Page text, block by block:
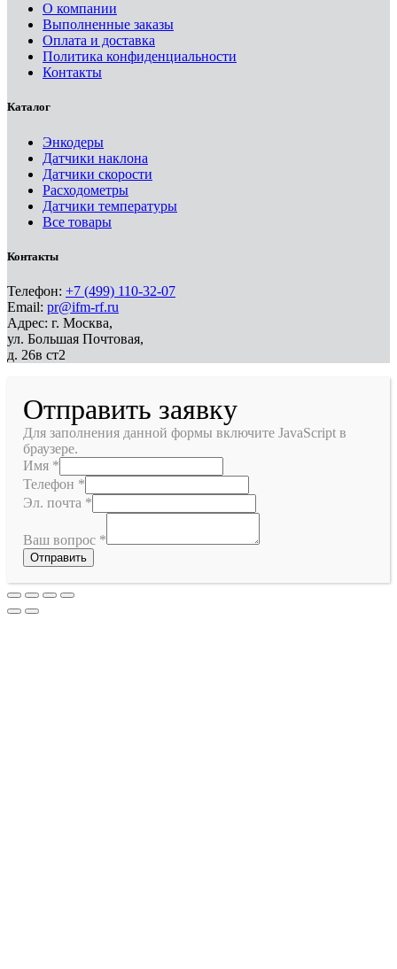
О компании
Выполненные заказы
Оплата и доставка
Политика конфиденциальности
Контакты
Каталог
Энкодеры
Датчики наклона
Датчики скорости
Расходометры
Датчики температуры
Все товары
Контакты
Телефон: +7 (499) 110-32-07
Email: pr@ifm-rf.ru
Адрес: г. Москва,
ул. Большая Почтовая,
д. 26в ст2
Отправить заявку
Для заполнения данной формы включите JavaScript в
браузере.
Имя *
Телефон *
Эл. почта *
Ваш вопрос *
Отправить